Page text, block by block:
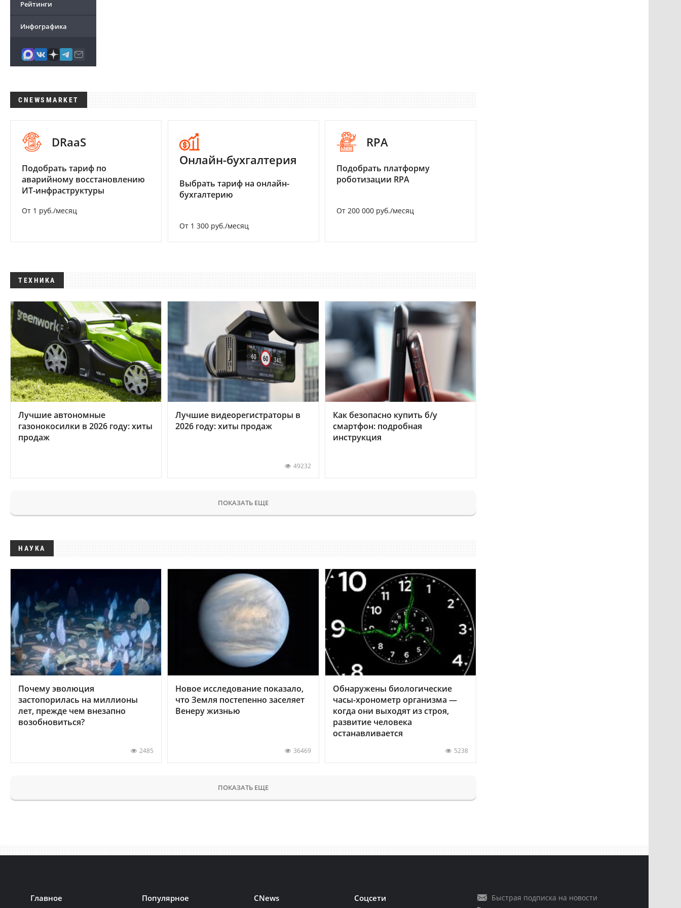
Рейтинги
Инфографика
CNEWSMARKET
DRaaS
Подобрать тариф по
аварийному восстановлению
ИТ-инфраструктуры
От 1 руб./месяц
Онлайн-бухгалтерия
Выбрать тариф на онлайн-
бухгалтерию
От 1 300 руб./месяц
RPA
Подобрать платформу
роботизации RPA
От 200 000 руб./месяц
ТЕХНИКА
Лучшие автономные
газонокосилки в 2026 году: хиты
продаж
Лучшие видеорегистраторы в
2026 году: хиты продаж
49232
Как безопасно купить б/у
смартфон: подробная
инструкция
ПОКАЗАТЬ ЕЩЕ
НАУКА
Почему эволюция
застопорилась на миллионы
лет, прежде чем внезапно
возобновиться?
2485
Новое исследование показало,
что Земля постепенно заселяет
Венеру жизнью
36469
Обнаружены биологические
часы-хронометр организма —
когда они выходят из строя,
развитие человека
останавливается
5238
ПОКАЗАТЬ ЕЩЕ
Главное Популярное CNews Соцсети
Быстрая подписка на новости